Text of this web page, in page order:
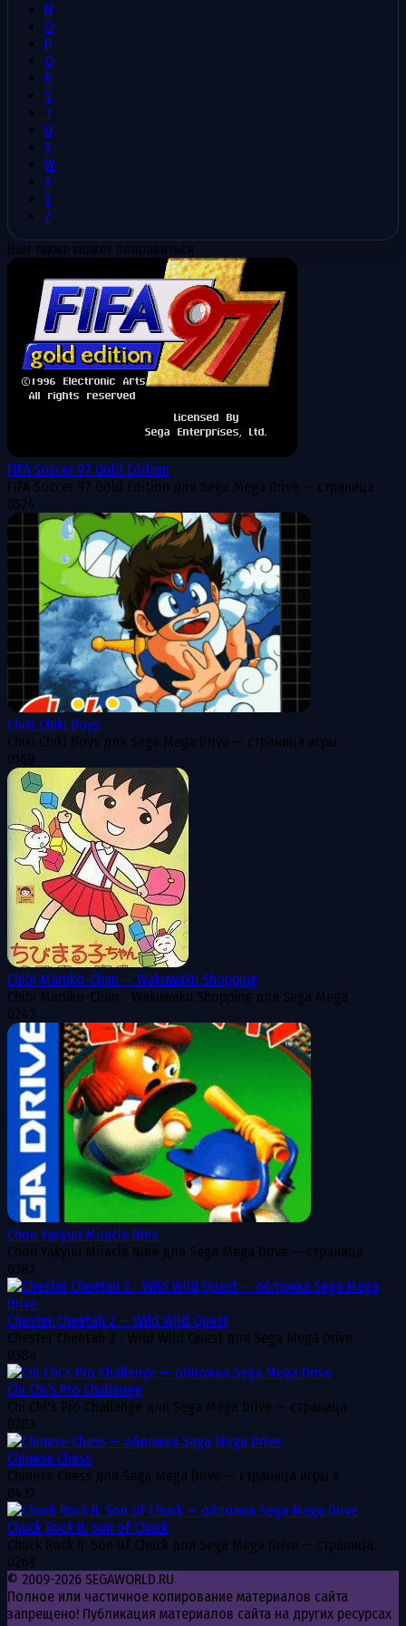
N
O
P
Q
R
S
T
U
V
W
X
Y
Z
Вам также может понравиться
FIFA Soccer 97 Gold Edition
FIFA Soccer 97 Gold Edition для Sega Mega Drive — страница
0524
Chiki Chiki Boys
Chiki Chiki Boys для Sega Mega Drive — страница игры
0169
Chibi Maruko-Chan — Wakuwaku Shopping
Chibi Maruko-Chan - Wakuwaku Shopping для Sega Mega
0242
Chou Yakyuu Miracle Nine
Chou Yakyuu Miracle Nine для Sega Mega Drive — страница
0382
Chester Cheetah 2 — Wild Wild Quest
Chester Cheetah 2 - Wild Wild Quest для Sega Mega Drive
0384
Chi Chi’s Pro Challenge
Chi Chi's Pro Challenge для Sega Mega Drive — страница
0283
Chinese Chess
Chinese Chess для Sega Mega Drive — страница игры в
0432
Chuck Rock II: Son of Chuck
Chuck Rock II: Son of Chuck для Sega Mega Drive — страница
0269
© 2009-2026 SEGAWORLD.RU
Полное или частичное копирование материалов сайта
запрещено! Публикация материалов сайта на других ресурсах